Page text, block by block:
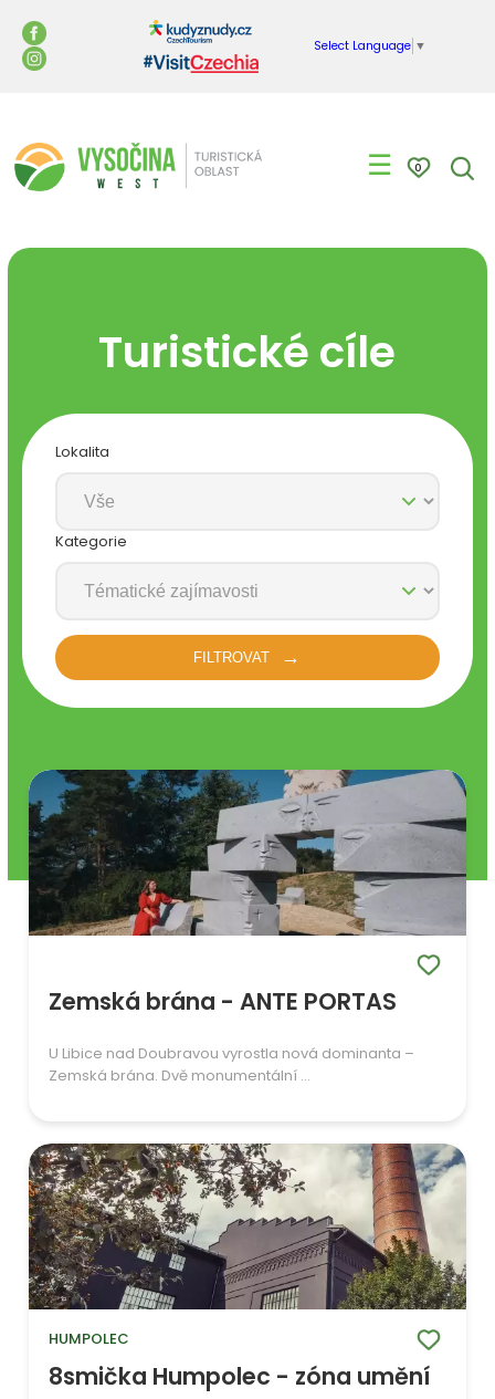
Select Language ▼
☰ 0
Turistické cíle
Lokalita
Kategorie
FILTROVAT
Zemská brána - ANTE PORTAS
U Libice nad Doubravou vyrostla nová dominanta –
Zemská brána. Dvě monumentální ...
HUMPOLEC
8smička Humpolec - zóna umění